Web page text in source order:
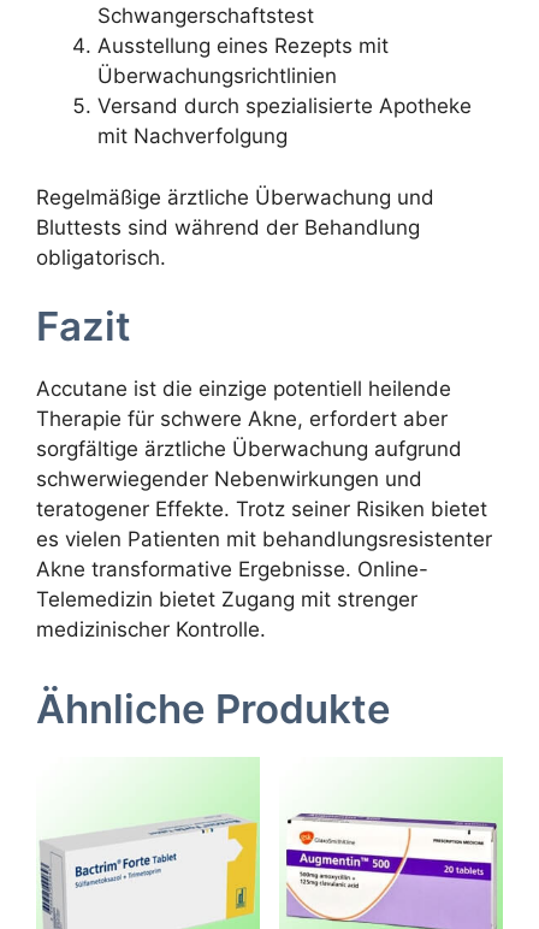
Schwangerschaftstest
Ausstellung eines Rezepts mit
Überwachungsrichtlinien
Versand durch spezialisierte Apotheke
mit Nachverfolgung
Regelmäßige ärztliche Überwachung und
Bluttests sind während der Behandlung
obligatorisch.
Fazit
Accutane ist die einzige potentiell heilende
Therapie für schwere Akne, erfordert aber
sorgfältige ärztliche Überwachung aufgrund
schwerwiegender Nebenwirkungen und
teratogener Effekte. Trotz seiner Risiken bietet
es vielen Patienten mit behandlungsresistenter
Akne transformative Ergebnisse. Online-
Telemedizin bietet Zugang mit strenger
medizinischer Kontrolle.
Ähnliche Produkte